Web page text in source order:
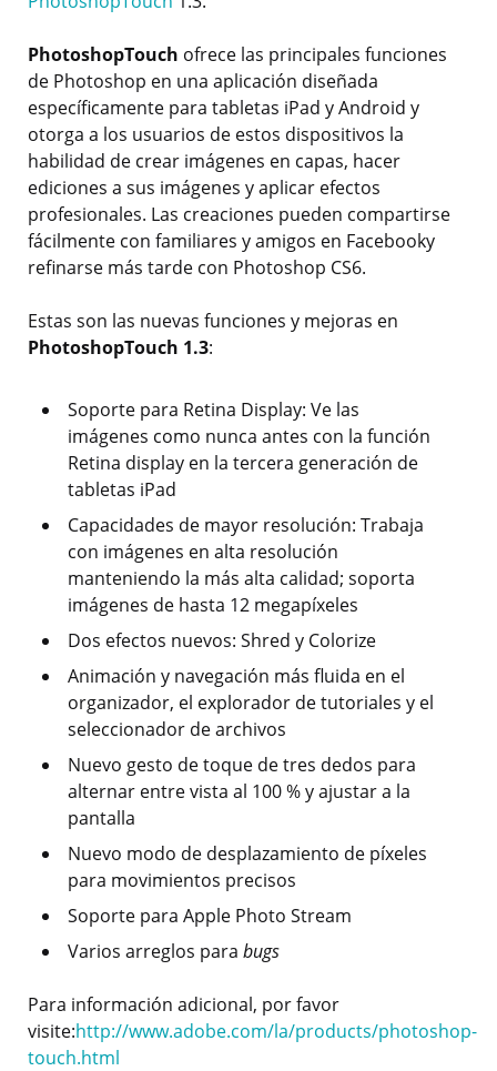
PhotoshopTouch ofrece las principales funciones
de Photoshop en una aplicación diseñada
específicamente para tabletas iPad y Android y
otorga a los usuarios de estos dispositivos la
habilidad de crear imágenes en capas, hacer
ediciones a sus imágenes y aplicar efectos
profesionales. Las creaciones pueden compartirse
fácilmente con familiares y amigos en Facebooky
refinarse más tarde con Photoshop CS6.
Estas son las nuevas funciones y mejoras en
PhotoshopTouch 1.3:
Soporte para Retina Display: Ve las
imágenes como nunca antes con la función
Retina display en la tercera generación de
tabletas iPad
Capacidades de mayor resolución: Trabaja
con imágenes en alta resolución
manteniendo la más alta calidad; soporta
imágenes de hasta 12 megapíxeles
Dos efectos nuevos: Shred y Colorize
Animación y navegación más fluida en el
organizador, el explorador de tutoriales y el
seleccionador de archivos
Nuevo gesto de toque de tres dedos para
alternar entre vista al 100 % y ajustar a la
pantalla
Nuevo modo de desplazamiento de píxeles
para movimientos precisos
Soporte para Apple Photo Stream
Varios arreglos para bugs
Para información adicional, por favor
visite:http://www.adobe.com/la/products/photoshop-
touch.html